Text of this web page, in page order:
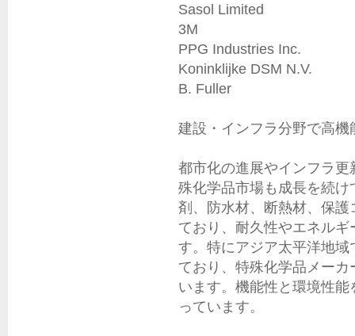
Sasol Limited
3M
PPG Industries Inc.
Koninklijke DSM N.V.
B. Fuller
建設・インフラ分野で高機
都市化の進展やインフラ
殊化学品市場も成長を続
剤、防水材、断熱材、保
ており、耐久性やエネル
す。特にアジア太平洋地
ており、特殊化学品メー
います。機能性と環境性
っています。